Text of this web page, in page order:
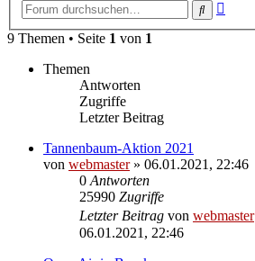
Suche
9 Themen • Seite 1 von 1
Themen
Antworten
Zugriffe
Letzter Beitrag
Tannenbaum-Aktion 2021
von webmaster» 06.01.2021, 22:46
0 Antworten
25990 Zugriffe
Letzter Beitrag von webmaster
06.01.2021, 22:46